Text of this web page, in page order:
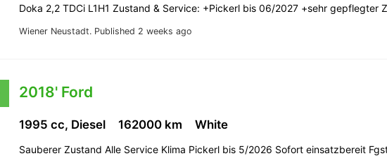
Wiener Neustadt. Published 2 weeks ago
Doka 2,2 TDCi L1H1 Zustand & Service: +Pickerl bis 06/2027 +sehr gepflegter
2018' Ford
1995 cc, Diesel 162000 km White
Sauberer Zustand Alle Service Klima Pickerl bis 5/2026 Sofort einsatzbereit